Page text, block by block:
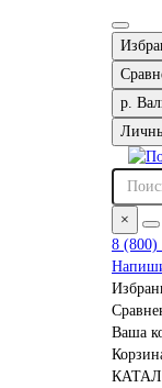
р.
×
8 (800)
Ваша